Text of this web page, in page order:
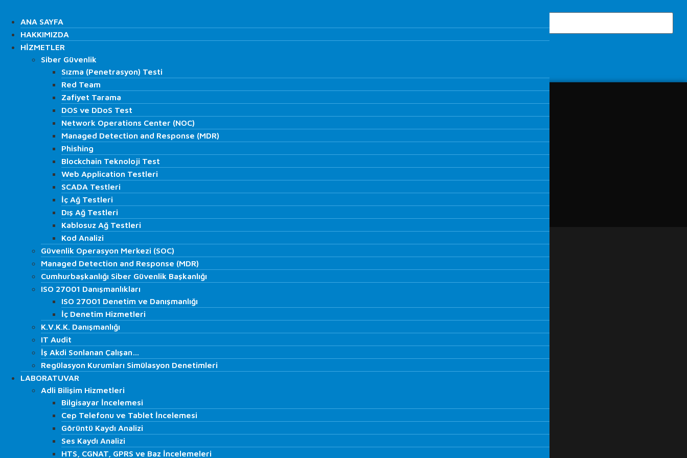
atla
ANA SAYFA
HAKKIMIZDA
HİZMETLER
Siber Güvenlik
Sızma (Penetrasyon) Testi
Red Team
Zafiyet Tarama
DOS ve DDoS Test
Network Operations Center (NOC)
Managed Detection and Response (MDR)
Phishing
Blockchain Teknoloji Test
Web Application Testleri
SCADA Testleri
İç Ağ Testleri
Dış Ağ Testleri
Kablosuz Ağ Testleri
Kod Analizi
Güvenlik Operasyon Merkezi (SOC)
Managed Detection and Response (MDR)
Cumhurbaşkanlığı Siber Güvenlik Başkanlığı
ISO 27001 Danışmanlıkları
ANA SAYFA
HAKKIMIZDA
HİZMETLER
Siber Güvenlik
Sızma (Penetrasyon) Testi
Red Team
Zafiyet Tarama
DOS ve DDoS Test
Network Operations Center (NOC)
Managed Detection and Response (MDR)
Phishing
Blockchain Teknoloji Test
Web Application Testleri
SCADA Testleri
İç Ağ Testleri
Dış Ağ Testleri
Kablosuz Ağ Testleri
Kod Analizi
Güvenlik Operasyon Merkezi (SOC)
Managed Detection and Response (MDR)
Cumhurbaşkanlığı Siber Güvenlik Başkanlığı
ISO 27001 Danışmanlıkları
ISO 27001 Denetim ve Danışmanlığı
İç Denetim Hizmetleri
K.V.K.K. Danışmanlığı
IT Audit
İş Akdi Sonlanan Çalışan…
Regülasyon Kurumları Simülasyon Denetimleri
LABORATUVAR
Adli Bilişim Hizmetleri
Bilgisayar İncelemesi
Cep Telefonu ve Tablet İncelemesi
Görüntü Kaydı Analizi
Ses Kaydı Analizi
HTS, CGNAT, GPRS ve Baz İncelemeleri
ANA SAYFA
HAKKIMIZDA
HİZMETLER
Siber Güvenlik
Sızma (Penetrasyon) Testi
Red Team
Zafiyet Tarama
DOS ve DDoS Test
Network Operations Center (NOC)
Managed Detection and Response (MDR)
Phishing
Blockchain Teknoloji Test
Web Application Testleri
SCADA Testleri
İç Ağ Testleri
Dış Ağ Testleri
Kablosuz Ağ Testleri
Kod Analizi
Güvenlik Operasyon Merkezi (SOC)
Managed Detection and Response (MDR)
Cumhurbaşkanlığı Siber Güvenlik Başkanlığı
ISO 27001 Danışmanlıkları
ISO 27001 Denetim ve Danışmanlığı
İç Denetim Hizmetleri
K.V.K.K. Danışmanlığı
IT Audit
İş Akdi Sonlanan Çalışan…
Regülasyon Kurumları Simülasyon Denetimleri
LABORATUVAR
Adli Bilişim Hizmetleri
Bilgisayar İncelemesi
Cep Telefonu ve Tablet İncelemesi
Görüntü Kaydı Analizi
Ses Kaydı Analizi
HTS, CGNAT, GPRS ve Baz İncelemeleri